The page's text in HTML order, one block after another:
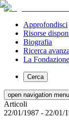
Approfondisci
Risorse
Biografia
Ricerca
La Fondazione
Cerca
open navigation menu
Articoli
22/01/1987 - 22/01/